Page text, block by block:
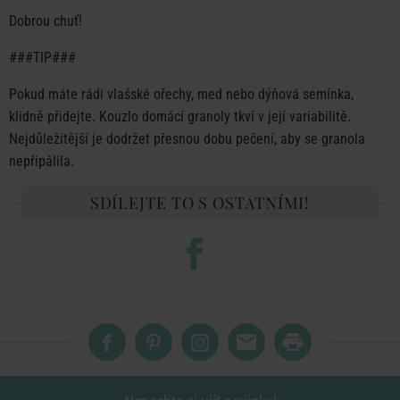
Dobrou chuť!
###TIP###
Pokud máte rádi vlašské ořechy, med nebo dýňová semínka,
klidně přidejte. Kouzlo domácí granoly tkví v její variabilitě.
Nejdůležitější je dodržet přesnou dobu pečení, aby se granola
nepřipálila.
SDÍLEJTE TO S OSTATNÍMI!